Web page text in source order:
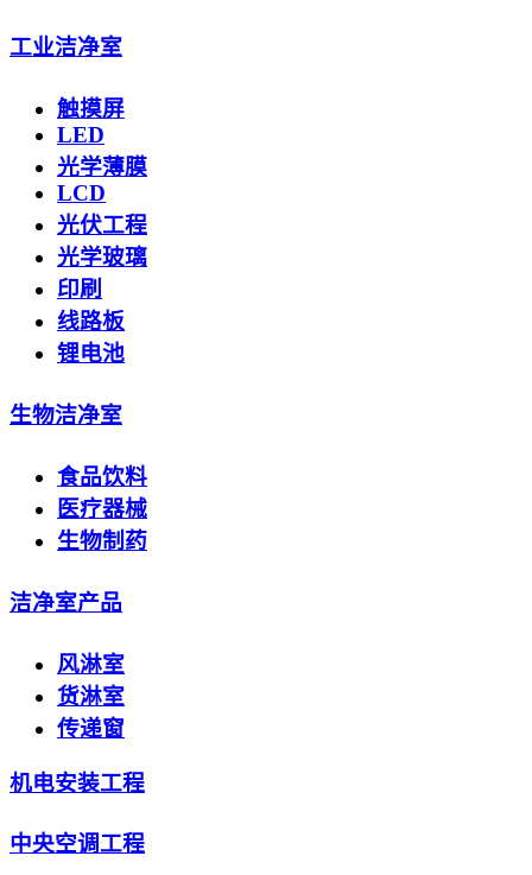
工业洁净室
触摸屏
LED
光学薄膜
LCD
光伏工程
光学玻璃
印刷
线路板
锂电池
生物洁净室
食品饮料
医疗器械
生物制药
洁净室产品
风淋室
货淋室
传递窗
机电安装工程
中央空调工程